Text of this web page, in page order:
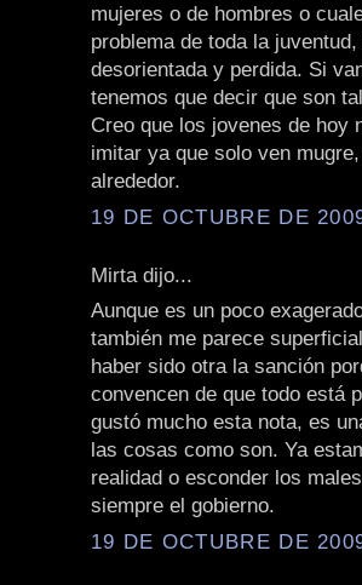
mujeres o de hombres o
problema de toda la
desorientada y perdida. Si
tenemos que decir que son
Creo que los jovenes de hoy
imitar ya que solo ven
alrededor.
19 DE OCTUBRE DE
Mirta dijo...
Aunque es un poco
también me parece
haber sido otra la sanción
convencen de que todo está
gustó mucho esta nota, es
las cosas como son. Ya
realidad o esconder los
siempre el gobierno.
19 DE OCTUBRE DE